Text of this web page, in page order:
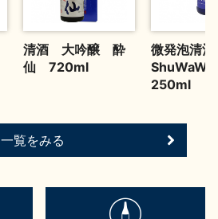
清酒 大吟醸 酔
仙 720ml
微発泡清酒
250ml
一覧をみる